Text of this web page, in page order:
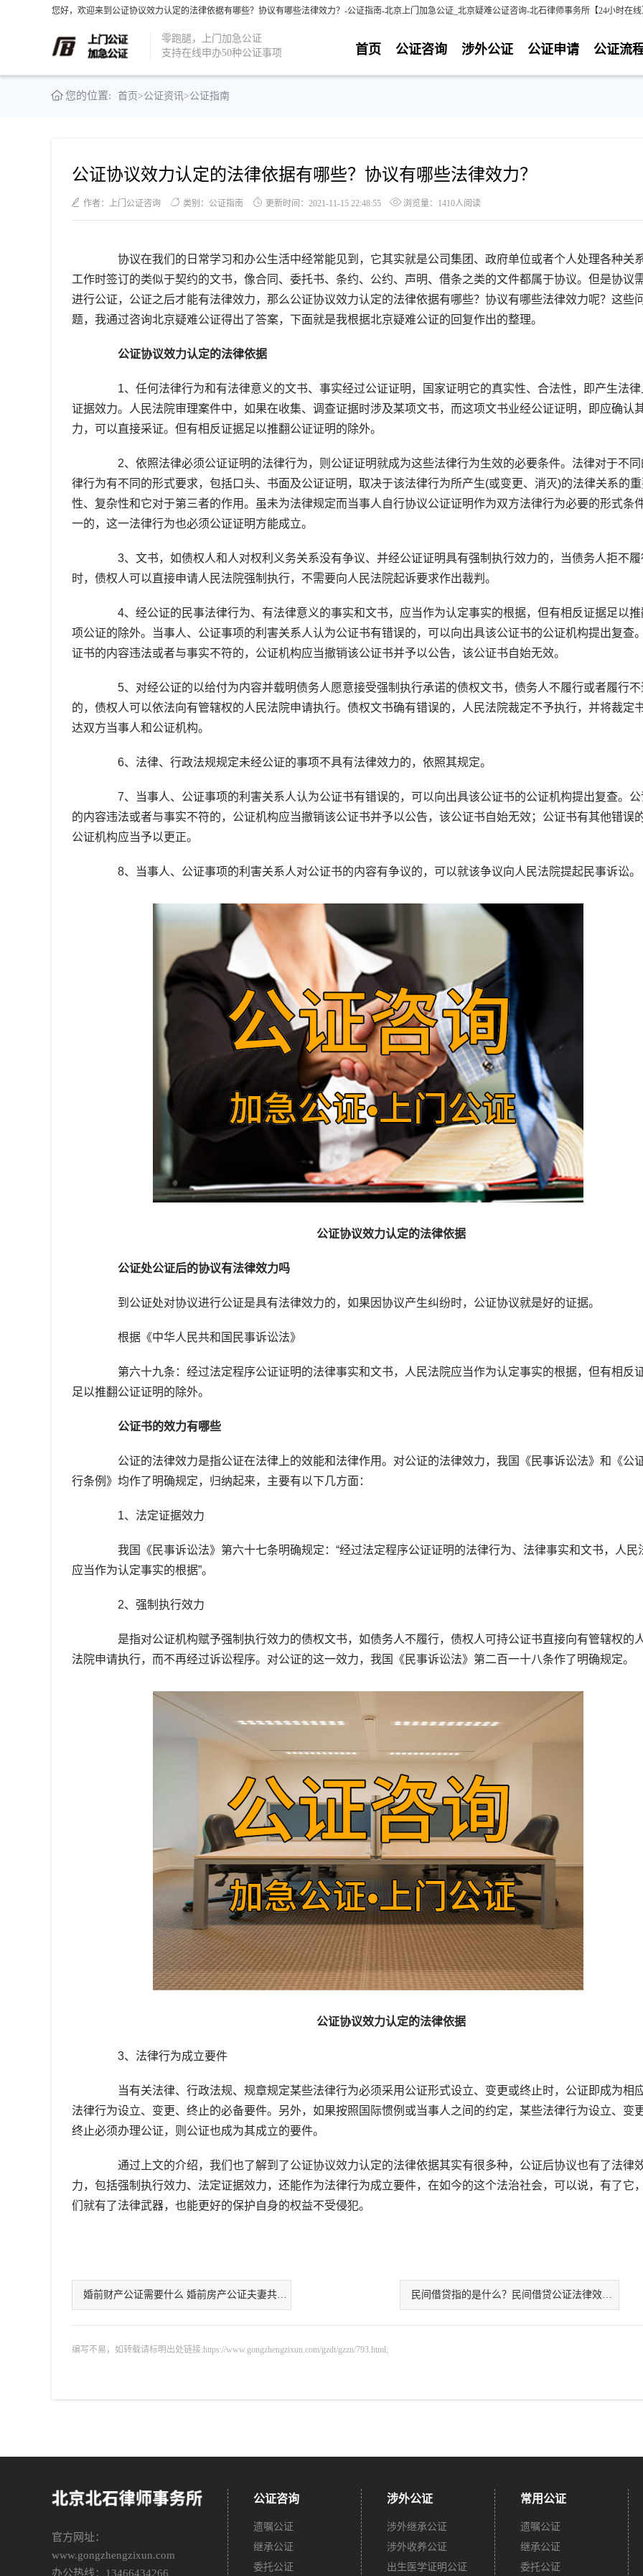
您好，欢迎来到公证协议效力认定的法律依据有哪些？协议有哪些法律效力？-公证指南-北京上门加急公证_北京疑难公证咨询-北石律师事务所【24小时在
零跑腿，上门加急公证
支持在线申办50种公证事项
公证流
公证申请
涉外公证
公证咨询
首页
您的位置: 首页>公证资讯>公证指南
公证协议效力认定的法律依据有哪些？协议有哪些法律效力？
作者：上门公证咨询 类别：公证指南 更新时间：2021-11-15 22:48:55 浏览量：1410人阅读
协议在我们的日常学习和办公生活中经常能见到，它其实就是公司集团、政府单位或者个人处理各种关
工作时签订的类似于契约的文书，像合同、委托书、条约、公约、声明、借条之类的文件都属于协议。但是协议
进行公证，公证之后才能有法律效力，那么公证协议效力认定的法律依据有哪些？协议有哪些法律效力呢？这些
题，我通过咨询北京疑难公证得出了答案，下面就是我根据北京疑难公证的回复作出的整理。
公证协议效力认定的法律依据
1、任何法律行为和有法律意义的文书、事实经过公证证明，国家证明它的真实性、合法性，即产生法律
证据效力。人民法院审理案件中，如果在收集、调查证据时涉及某项文书，而这项文书业经公证证明，即应确认
力，可以直接采证。但有相反证据足以推翻公证证明的除外。
2、依照法律必须公证证明的法律行为，则公证证明就成为这些法律行为生效的必要条件。法律对于不同
律行为有不同的形式要求，包括口头、书面及公证证明，取决于该法律行为所产生(或变更、消灭)的法律关系的
性、复杂性和它对于第三者的作用。虽未为法律规定而当事人自行协议公证证明作为双方法律行为必要的形式条
一的，这一法律行为也必须公证证明方能成立。
3、文书，如债权人和人对权利义务关系没有争议、并经公证证明具有强制执行效力的，当债务人拒不履
时，债权人可以直接申请人民法院强制执行，不需要向人民法院起诉要求作出裁判。
4、经公证的民事法律行为、有法律意义的事实和文书，应当作为认定事实的根据，但有相反证据足以推
项公证的除外。当事人、公证事项的利害关系人认为公证书有错误的，可以向出具该公证书的公证机构提出复查
证书的内容违法或者与事实不符的，公证机构应当撤销该公证书并予以公告，该公证书自始无效。
5、对经公证的以给付为内容并载明债务人愿意接受强制执行承诺的债权文书，债务人不履行或者履行不
的，债权人可以依法向有管辖权的人民法院申请执行。债权文书确有错误的，人民法院裁定不予执行，并将裁定
达双方当事人和公证机构。
6、法律、行政法规规定未经公证的事项不具有法律效力的，依照其规定。
7、当事人、公证事项的利害关系人认为公证书有错误的，可以向出具该公证书的公证机构提出复查。公
的内容违法或者与事实不符的，公证机构应当撤销该公证书并予以公告，该公证书自始无效；公证书有其他错误
公证机构应当予以更正。
8、当事人、公证事项的利害关系人对公证书的内容有争议的，可以就该争议向人民法院提起民事诉讼。
公证协议效力认定的法律依据
公证处公证后的协议有法律效力吗
到公证处对协议进行公证是具有法律效力的，如果因协议产生纠纷时，公证协议就是好的证据。
根据《中华人民共和国民事诉讼法》
第六十九条：经过法定程序公证证明的法律事实和文书，人民法院应当作为认定事实的根据，但有相反
足以推翻公证证明的除外。
公证书的效力有哪些
公证的法律效力是指公证在法律上的效能和法律作用。对公证的法律效力，我国《民事诉讼法》和《公
行条例》均作了明确规定，归纳起来，主要有以下几方面：
1、法定证据效力
我国《民事诉讼法》第六十七条明确规定：“经过法定程序公证证明的法律行为、法律事实和文书，人民
应当作为认定事实的根据”。
2、强制执行效力
是指对公证机构赋予强制执行效力的债权文书，如债务人不履行，债权人可持公证书直接向有管辖权的
法院申请执行，而不再经过诉讼程序。对公证的这一效力，我国《民事诉讼法》第二百一十八条作了明确规定。
公证协议效力认定的法律依据
3、法律行为成立要件
当有关法律、行政法规、规章规定某些法律行为必须采用公证形式设立、变更或终止时，公证即成为相
法律行为设立、变更、终止的必备要件。另外，如果按照国际惯例或当事人之间的约定，某些法律行为设立、变
终止必须办理公证，则公证也成为其成立的要件。
通过上文的介绍，我们也了解到了公证协议效力认定的法律依据其实有很多种，公证后协议也有了法律
力，包括强制执行效力、法定证据效力，还能作为法律行为成立要件，在如今的这个法治社会，可以说，有了它
们就有了法律武器，也能更好的保护自身的权益不受侵犯。
婚前财产公证需要什么 婚前房产公证夫妻共有法律效力吗 民间借贷指的是什么？民间借贷公证法律效果有哪些？
编写不易，如转载请标明出处链接:https://www.gongzhengzixun.com/gzdt/gzzn/793.html;
官方网址：
www.gongzhengzixun.com
办公热线：13466434266
公证咨询
遗嘱公证
继承公证
委托公证
涉外公证
涉外继承公证
涉外收养公证
出生医学证明公证
常用公证
遗嘱公证
继承公证
委托公证